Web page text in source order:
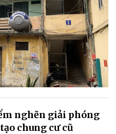
nghẽn giải phóng
chung cư cũ